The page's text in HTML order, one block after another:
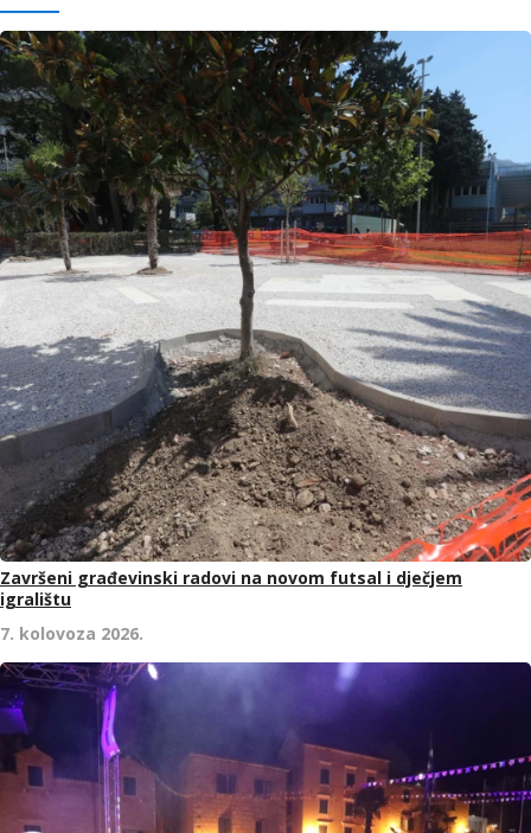
Završeni građevinski radovi na novom futsal i dječjem
igralištu
7. kolovoza 2026.